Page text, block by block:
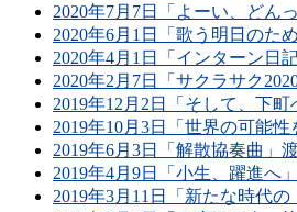
2020年7月7日「よーい、どん
2020年6月1日「歌う明日のた
2020年4月1日「インターン日
2020年2月7日「サクラサク
2019年12月2日「そして、下
2019年10月3日「世界の可能
2019年6月3日「解散協奏曲」
2019年4月9日「小生、躍進へ
2019年3月11日「新たな時代